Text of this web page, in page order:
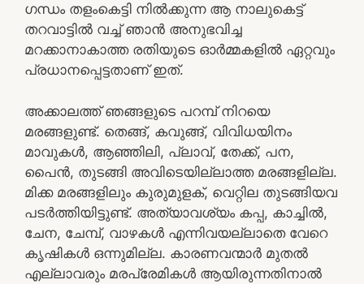
ഗന്ധം തളംകെട്ടി നില്‍ക്കുന്ന ആ നാലുകെട്ട്
തറവാട്ടില്‍ വച്ച് ഞാന്‍ അനുഭവിച്ച
മറക്കാനാകാത്ത രതിയുടെ ഓര്‍മ്മകളില്‍ ഏറ്റവും
പ്രധാനപ്പെട്ടതാണ് ഇത്.
അക്കാലത്ത് ഞങ്ങളുടെ പറമ്പ് നിറയെ
മരങ്ങളുണ്ട്. തെങ്ങ്, കവുങ്ങ്, വിവിധയിനം
മാവുകള്‍, ആഞ്ഞിലി, പ്ലാവ്, തേക്ക്, പന,
പൈന്‍, തുടങ്ങി അവിടെയില്ലാത്ത മരങ്ങളില്ല.
മിക്ക മരങ്ങളിലും കുരുമുളക്, വെറ്റില തുടങ്ങിയവ
പടര്‍ത്തിയിട്ടുണ്ട്. അത്യാവശ്യം കപ്പ, കാച്ചില്‍,
ചേന, ചേമ്പ്, വാഴകള്‍ എന്നിവയല്ലാതെ വേറെ
കൃഷികള്‍ ഒന്നുമില്ല. കാരണവന്മാര്‍ മുതല്‍
എല്ലാവരും മരപ്രേമികള്‍ ആയിരുന്നതിനാല്‍